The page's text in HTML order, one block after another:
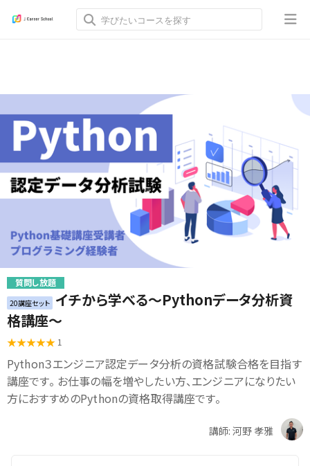
質問し放題
20講座セット イチから学べる～Pythonデータ分析資
格講座～
1
Python３エンジニア認定データ分析の資格試験合格を目指す
講座です。 お仕事の幅を増やしたい方、エンジニアになりたい
方におすすめのPythonの資格取得講座です。
講師: 河野 孝雅